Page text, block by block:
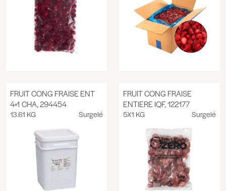
FRUIT CONG FRAISE ENT
4+1 CHA, 294454
13.61 KG Surgelé
FRUIT CONG FRAISE
ENTIERE IQF, 122177
5X1 KG Surgelé